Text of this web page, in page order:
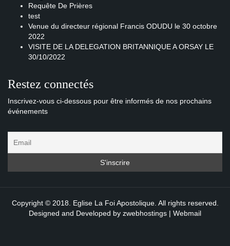
Requête De Prières
test
Venue du directeur régional Francis ODUDU le 30 octobre
2022
VISITE DE LA DELEGATION BRITANNIQUE A ORSAY LE
30/10/2022
Restez connectés
Inscrivez-vous ci-dessous pour être informés de nos prochains
événements
Copyright © 2018. Eglise La Foi Apostolique. All rights reserved.
Designed and Developed by zwebhostings | Webmail